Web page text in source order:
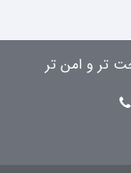
تر و امن تر